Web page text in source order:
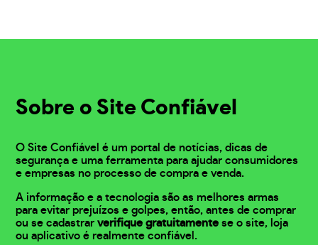
Sobre o Site Confiável
O Site Confiável é um portal de notícias, dicas de
segurança e uma ferramenta para ajudar consumidores
e empresas no processo de compra e venda.
A informação e a tecnologia são as melhores armas
para evitar prejuízos e golpes, então, antes de comprar
ou se cadastrarverifique gratuitamente se o site, loja
ou aplicativo é realmente confiável.